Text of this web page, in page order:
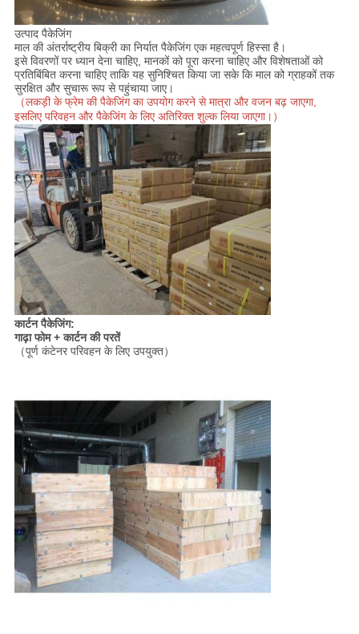
उत्पाद पैकेजिंग
माल की अंतर्राष्ट्रीय बिक्री का निर्यात पैकेजिंग एक महत्वपूर्ण हिस्सा है।
इसे विवरणों पर ध्यान देना चाहिए, मानकों को पूरा करना चाहिए और विशेषताओं को
प्रतिबिंबित करना चाहिए ताकि यह सुनिश्चित किया जा सके कि माल को ग्राहकों तक
सुरक्षित और सुचारू रूप से पहुंचाया जाए।
（लकड़ी के फ्रेम की पैकेजिंग का उपयोग करने से मात्रा और वजन बढ़ जाएगा,
इसलिए परिवहन और पैकेजिंग के लिए अतिरिक्त शुल्क लिया जाएगा।）
कार्टन पैकेजिंग:
गाढ़ा फोम + कार्टन की परतें
（पूर्ण कंटेनर परिवहन के लिए उपयुक्त）